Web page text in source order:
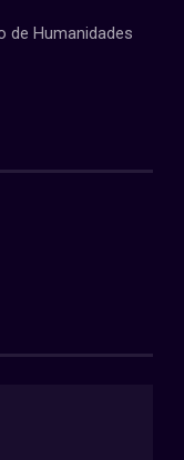
de Humanidades